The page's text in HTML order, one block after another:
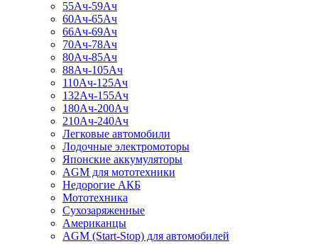
55Ач-59Ач
60Ач-65Ач
66Ач-69Ач
70Ач-78Ач
80Ач-85Ач
88Ач-105Ач
110Ач-125Ач
132Ач-155Ач
180Ач-200Ач
210Ач-240Ач
Легковые автомобили
Лодочные электромоторы
Японские аккумуляторы
AGM для мототехники
Недорогие АКБ
Мототехника
Сухозаряженные
Американцы
AGM (Start-Stop) для автомобилей